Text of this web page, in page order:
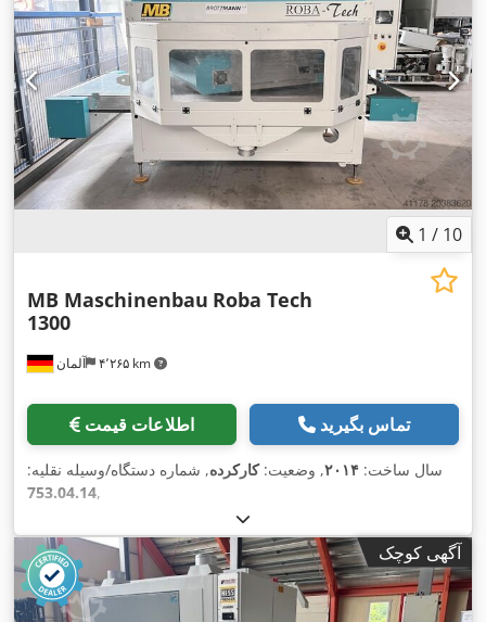
1 / 10
آلمان ۴٬۲۶۵ km
MB Maschinenbau Roba Tech
1300
اطلاعات قیمت تماس بگیرید
سال ساخت: ۲۰۱۴, وضعیت:کارکرده, شماره دستگاه/وسیله نقلیه:
753.04.14,
آگهی کوچک